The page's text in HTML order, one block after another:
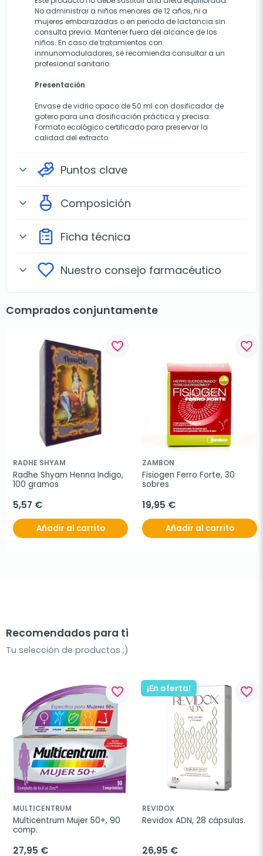
No administrar a niños menores de 12 años, ni a
mujeres embarazadas o en periodo de lactancia sin
consulta previa. Mantener fuera del alcance de los
niños. En caso de tratamientos con
inmunomoduladores, se recomienda consultar a un
profesional sanitario.
Presentación
Envase de vidrio opaco de 50 ml con dosificador de
gotero para una dosificación práctica y precisa.
Formato ecológico certificado para preservar la
calidad del extracto.
expand_more Puntos clave
expand_more Composición
expand_more Ficha técnica
expand_more Nuestro consejo farmacéutico
Comprados conjuntamente
favorite_border
RADHE SHYAM
Radhe Shyam Henna Indigo,
100 gramos
5,57 €
Añadir al carrito
favorite_border
ZAMBON
Fisiogen Ferro Forte, 30
sobres
19,95 €
Añadir al carrito
Recomendados para ti
Tu selección de productos ;)
favorite_border
MULTICENTRUM
Multicentrum Mujer 50+, 90
comp.
27,95 €
¡En oferta! favorite_border
REVIDOX
Revidox ADN, 28 cápsulas.
26,95 €